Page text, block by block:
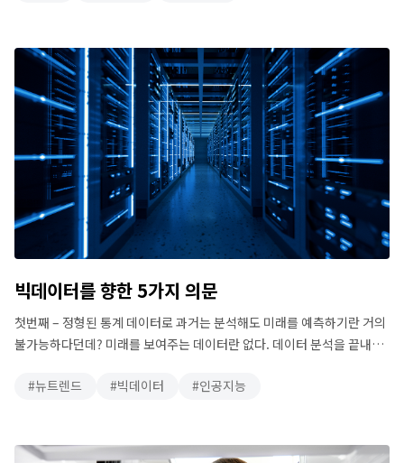
서비스 발표 시점부터 상승해 2021년 11월 23일 …
뉴트렌드 빅데이터 인공지능
빅데이터를 향한 5가지 의문
첫번째 – 정형된 통계 데이터로 과거는 분석해도 미래를 예측하기란 거의
불가능하다던데? 미래를 보여주는 데이터란 없다. 데이터 분석을 끝내고
알고리즘을 만들어 데이터로 미래를 이해할 수 있어야 한다. -클레이튼
지역을 …